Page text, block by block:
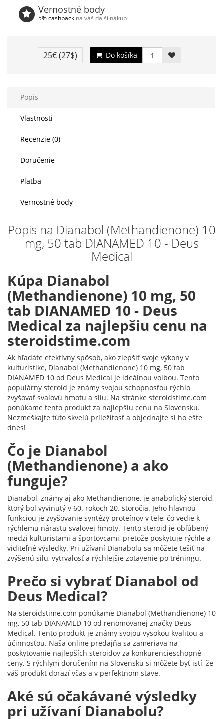
Vernostné body
5% cashback na váš ďalší nákup
25€(27$) Do košíka
Popis
Vlastnosti
Recenzie (0)
Doručenie
Platba
Vernostné body
Popis na Dianabol (Methandienone) 10
mg, 50 tab DIANAMED 10 - Deus
Medical
Kúpa Dianabol
(Methandienone) 10 mg, 50
tab DIANAMED 10 - Deus
Medical za najlepšiu cenu na
steroidstime.com
Ak hľadáte efektívny spôsob, ako zlepšiť svoje výkony v
kulturistike, Dianabol (Methandienone) 10 mg, 50 tab
DIANAMED 10 od Deus Medical je ideálnou voľbou. Tento
populárny steroid je známy svojou schopnosťou rýchlo
zvyšovať svalovú hmotu a silu. Na stránke steroidstime.com
ponúkame tento produkt za najlepšiu cenu na Slovensku.
Nezmeškajte túto skvelú príležitosť a objednajte si ho ešte
dnes!
Čo je Dianabol
(Methandienone) a ako
funguje?
Dianabol, známy aj ako Methandienone, je anabolický steroid,
ktorý bol vyvinutý v 60. rokoch 20. storočia. Jeho hlavnou
funkciou je zvyšovanie syntézy proteínov v tele, čo vedie k
rýchlemu nárastu svalovej hmoty. Tento steroid je obľúbený
medzi kulturistami a športovcami, pretože poskytuje rýchle a
viditeľné výsledky. Pri užívaní Dianabolu sa môžete tešiť na
zvýšenú silu, vytrvalosť a rýchlejšie zotavenie po tréningu.
Prečo si vybrať Dianabol od
Deus Medical?
Na steroidstime.com ponúkame Dianabol (Methandienone) 10
mg, 50 tab DIANAMED 10 od renomovanej značky Deus
Medical. Tento produkt je známy svojou vysokou kvalitou a
účinnosťou. Naša online predajňa sa zameriava na
poskytovanie najlepších steroidov za konkurencieschopné
ceny. S rýchlym doručením na Slovensku si môžete byť istí, že
váš produkt dorazí včas a v perfektnom stave.
Aké sú očakávané výsledky
pri užívaní Dianabolu?